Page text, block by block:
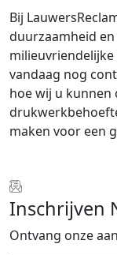
Bij
duurzaamheid
vandaag nog
hoe wij u
maken voor een
Inschrijven
Ontvang onze